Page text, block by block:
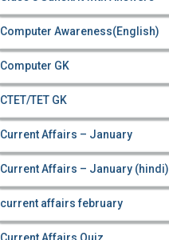
Computer Awareness(English)
Computer GK
CTET/TET GK
Current Affairs – January
Current Affairs – January (hindi)
current affairs february